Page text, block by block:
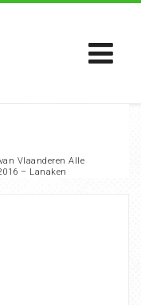
Vlaanderen Alle
– Lanaken